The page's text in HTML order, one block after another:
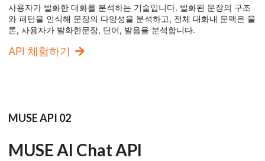
사용자가 발화한 대화를 분석하는 기술입니다. 발화된 문장의 구조
와 패턴을 인식해 문장의 다양성을 분석하고, 전체 대화내 문맥은 물
론, 사용자가 발화한문장, 단어, 발음을 분석합니다.
API 체험하기
MUSE API 02
MUSE AI Chat API